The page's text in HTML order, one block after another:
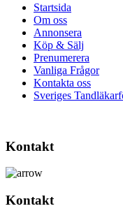
Startsida
Om oss
Annonsera
Köp & Sälj
Prenumerera
Vanliga Frågor
Kontakta oss
Sveriges
Kontakt
Kontakt